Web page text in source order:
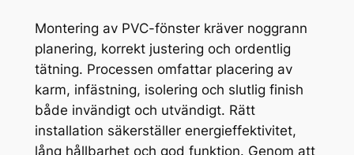
Montering av PVC-fönster kräver noggrann
planering, korrekt justering och ordentlig
tätning. Processen omfattar placering av
karm, infästning, isolering och slutlig finish
både invändigt och utvändigt. Rätt
installation säkerställer energieffektivitet,
lång hållbarhet och god funktion. Genom att